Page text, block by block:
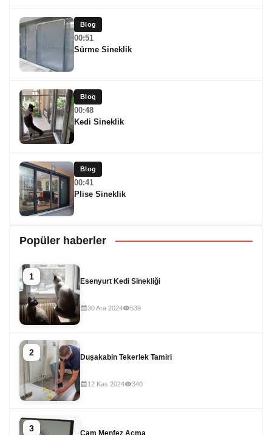
Blog
00:51
Sürme Sineklik
Blog
00:48
Kedi Sineklik
Blog
00:41
Plise Sineklik
Popüler haberler
1 Esenyurt Kedi Sinekliği
30 Ara 2024 539
2 Duşakabin Tekerlek Tamiri
12 Kas 2024 340
3 Cam Menfez Açma